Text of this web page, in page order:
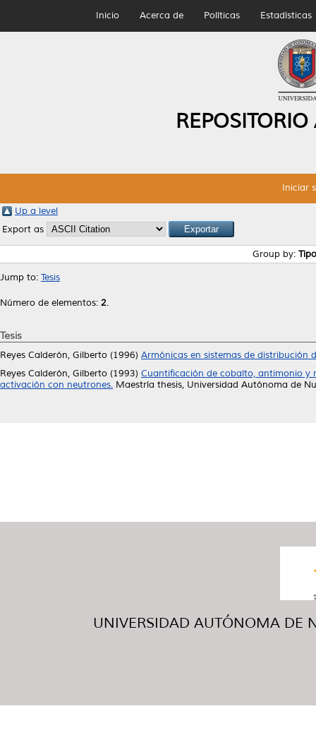
Inicio Acerca de Políticas Estadísticas
Iniciar
Up a level
Export as
Group by:
Jump to: Tesis
Número de elementos: 2.
Tesis
Reyes Calderón, Gilberto (1996) Armónicas en sistemas de distribución
Reyes Calderón, Gilberto (1993) Cuantificación de cobalto, antimonio y
activación con neutrones. Maestría thesis, Universidad Autónoma de
UNIVERSIDAD AUTÓNOMA DE